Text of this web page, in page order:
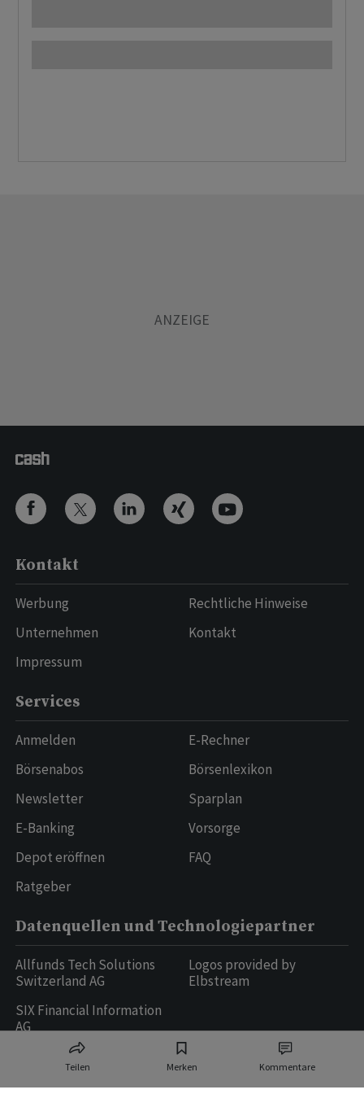
Teilen Merken Kommentare
Kontakt
Werbung
Unternehmen
Impressum
Rechtliche Hinweise
Kontakt
Services
Anmelden
Börsenabos
Newsletter
E-Banking
Depot eröffnen
Ratgeber
E-Rechner
Börsenlexikon
Sparplan
Vorsorge
FAQ
Datenquellen und Technologiepartner
Allfunds Tech Solutions
Switzerland AG
SIX Financial Information
AG
Logos provided by
Elbstream
Ringier AG | Ringier Medien Schweiz